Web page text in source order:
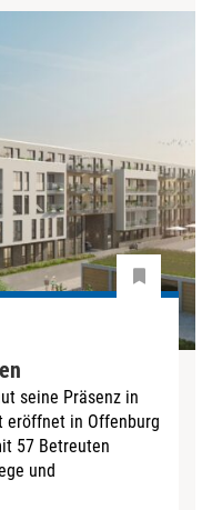
seine Präsenz in
eröffnet in Offenburg
57 Betreuten
und